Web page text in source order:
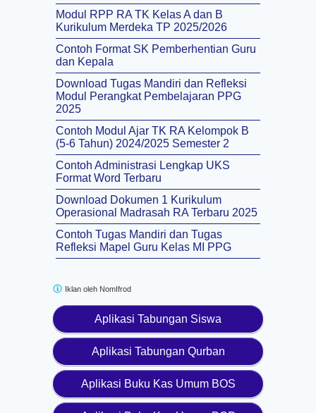
Modul RPP RA TK Kelas A dan B
Kurikulum Merdeka TP 2025/2026
Contoh Format SK Pemberhentian Guru
dan Kepala
Download Tugas Mandiri dan Refleksi
Modul Perangkat Pembelajaran PPG
2025
Contoh Modul Ajar TK RA Kelompok B
(5-6 Tahun) 2024/2025 Semester 2
Contoh Administrasi Lengkap UKS
Format Word Terbaru
Download Dokumen 1 Kurikulum
Operasional Madrasah RA Terbaru 2025
Contoh Tugas Mandiri dan Tugas
Refleksi Mapel Guru Kelas MI PPG
Aplikasi Tabungan Siswa
Aplikasi Tabungan Qurban
Aplikasi Buku Kas Umum BOS
Iklan oleh NomIfrod